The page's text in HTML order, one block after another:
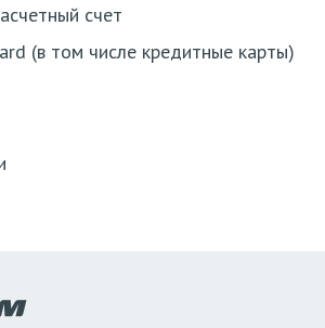
счет
(в том числе кредитные карты)